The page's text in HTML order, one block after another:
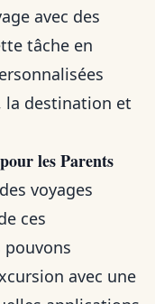
avec des
tâche en
la destination et
les Parents
voyages
ces
avec une